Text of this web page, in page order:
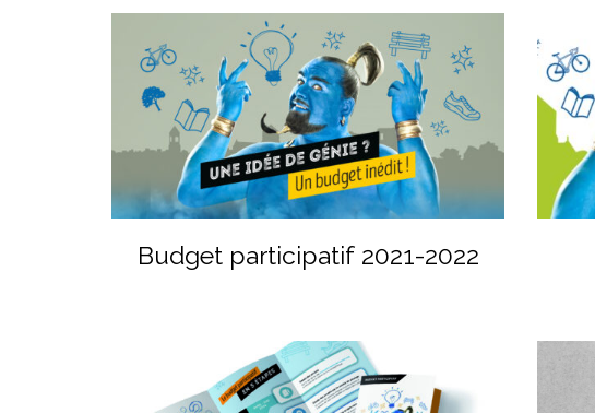
Budget participatif 2021-2022